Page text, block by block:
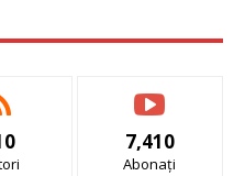
7,410
Abonați